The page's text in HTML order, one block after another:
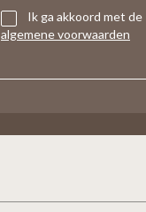
Ik ga akkoord met de
algemene voorwaarden